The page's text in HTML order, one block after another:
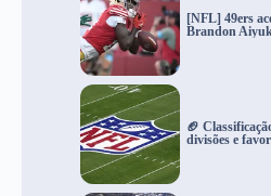
[NFL] 49ers
Brandon
🏈
divisões e